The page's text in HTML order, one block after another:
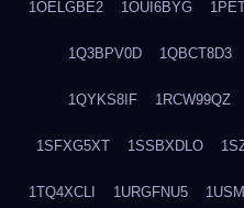
1OELGBE2 1OUI6BYG
1Q3BPV0D 1QBCT8D3
1QYKS8IF 1RCW99QZ
1SFXG5XT 1SSBXDLO
1TQ4XCLI 1URGFNU5